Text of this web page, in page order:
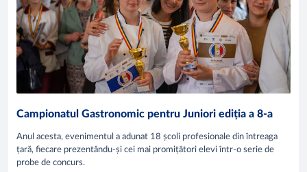
Campionatul Gastronomic pentru Juniori ediția a 8-a
Anul acesta, evenimentul a adunat 18 școli profesionale din întreaga
țară, fiecare prezentându-și cei mai promițători elevi într-o serie de
probe de concurs.